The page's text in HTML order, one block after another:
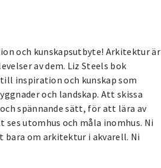
och kunskapsutbyte! Arkitektur är
av dem. Liz Steels bok
inspiration och kunskap som
och landskap. Att skissa
spännande sätt, för att lära av
utomhus och måla inomhus. Ni
bara om arkitektur i akvarell. Ni